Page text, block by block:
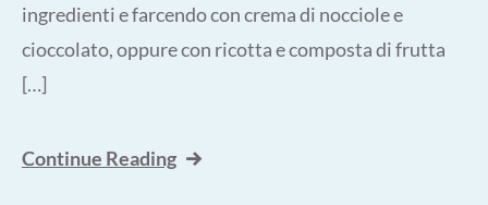
ingredienti e farcendo con crema di nocciole e
cioccolato, oppure con ricotta e composta di frutta
[…]
Continue Reading